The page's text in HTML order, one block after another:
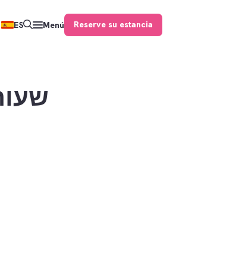
ES Menú Reserve su estancia